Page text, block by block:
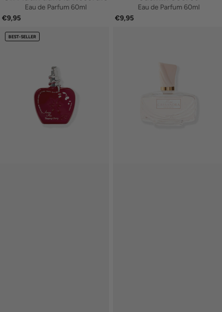
Eau de Parfum 60ml
€9,95
Eau de Parfum 60ml
€9,95
BEST-SELLER